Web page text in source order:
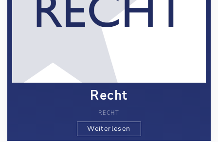
Recht
RECHT
Weiterlesen